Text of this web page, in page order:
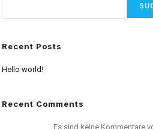
Recent Posts
Hello world!
Recent Comments
Es sind keine Kommentare